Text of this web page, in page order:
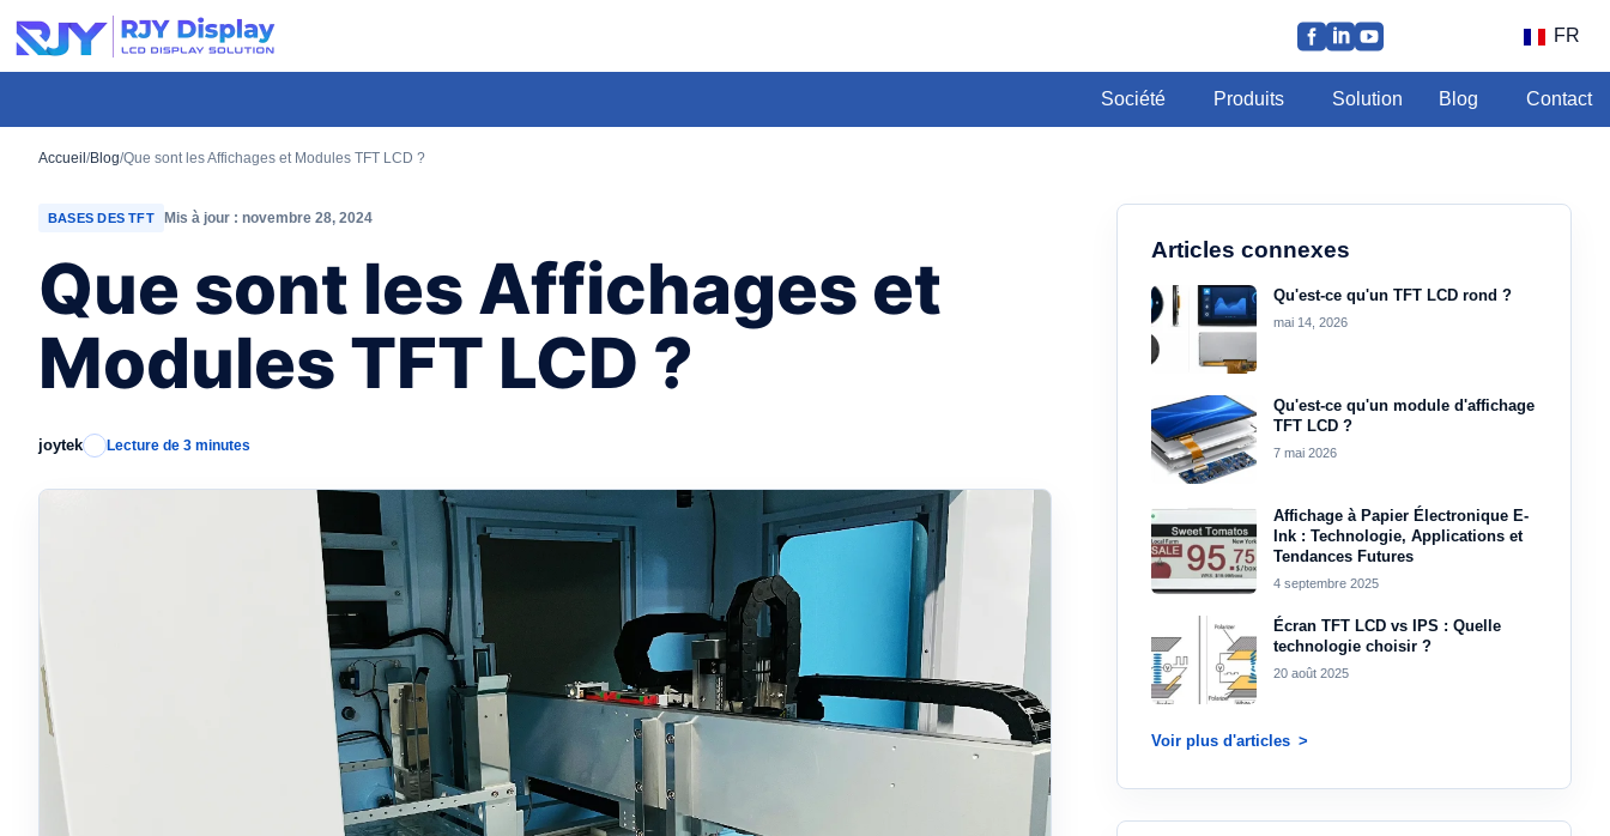
Hauteur
personnalisée
la
fenêtre
FR
Société Produits Solution Blog Contact
Accueil /Blog/Que sont les Affichages et Modules TFT LCD ?
BASES DES TFT Mis à jour : novembre 28, 2024
Que sont les Affichages et
Modules TFT LCD ?
joytek Lecture de 3 minutes
Articles connexes
Qu'est-ce qu'un TFT LCD rond ?
mai 14, 2026
Qu'est-ce qu'un module d'affichage
TFT LCD ?
7 mai 2026
Affichage à Papier Électronique E-
Ink : Technologie, Applications et
Tendances Futures
4 septembre 2025
Écran TFT LCD vs IPS : Quelle
technologie choisir ?
20 août 2025
Voir plus d'articles